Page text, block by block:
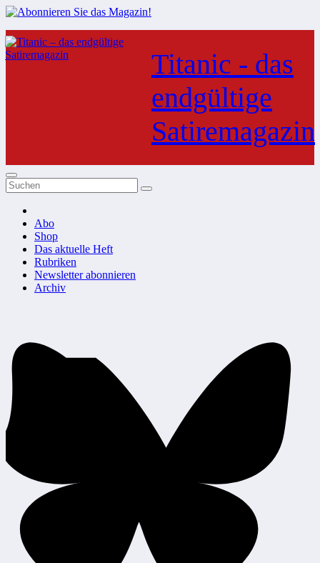
Zum
Inhalt
springen
Titanic - das
endgültige
Satiremagazin
Abo
Shop
Das aktuelle Heft
Rubriken
Newsletter abonnieren
Archiv